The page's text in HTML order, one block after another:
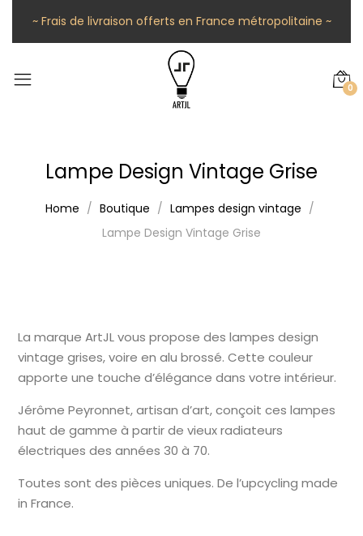
~ Frais de livraison offerts en France métropolitaine ~
0
Lampe Design Vintage Grise
Home Boutique
Lampes design vintage
Lampe Design Vintage Grise
La marque ArtJL vous propose des lampes design
vintage grises, voire en alu brossé. Cette couleur
apporte une touche d’élégance dans votre intérieur.
Jérôme Peyronnet, artisan d’art, conçoit ces lampes
haut de gamme à partir de vieux radiateurs
électriques des années 30 à 70.
Toutes sont des pièces uniques. De l’upcycling made
in France.